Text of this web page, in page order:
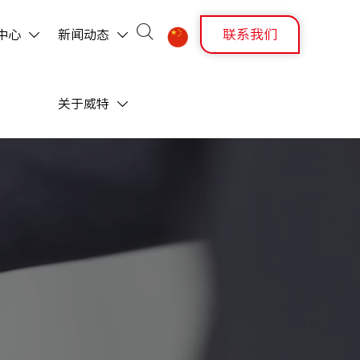
心  新闻动态 
关于威特 
  联系我们